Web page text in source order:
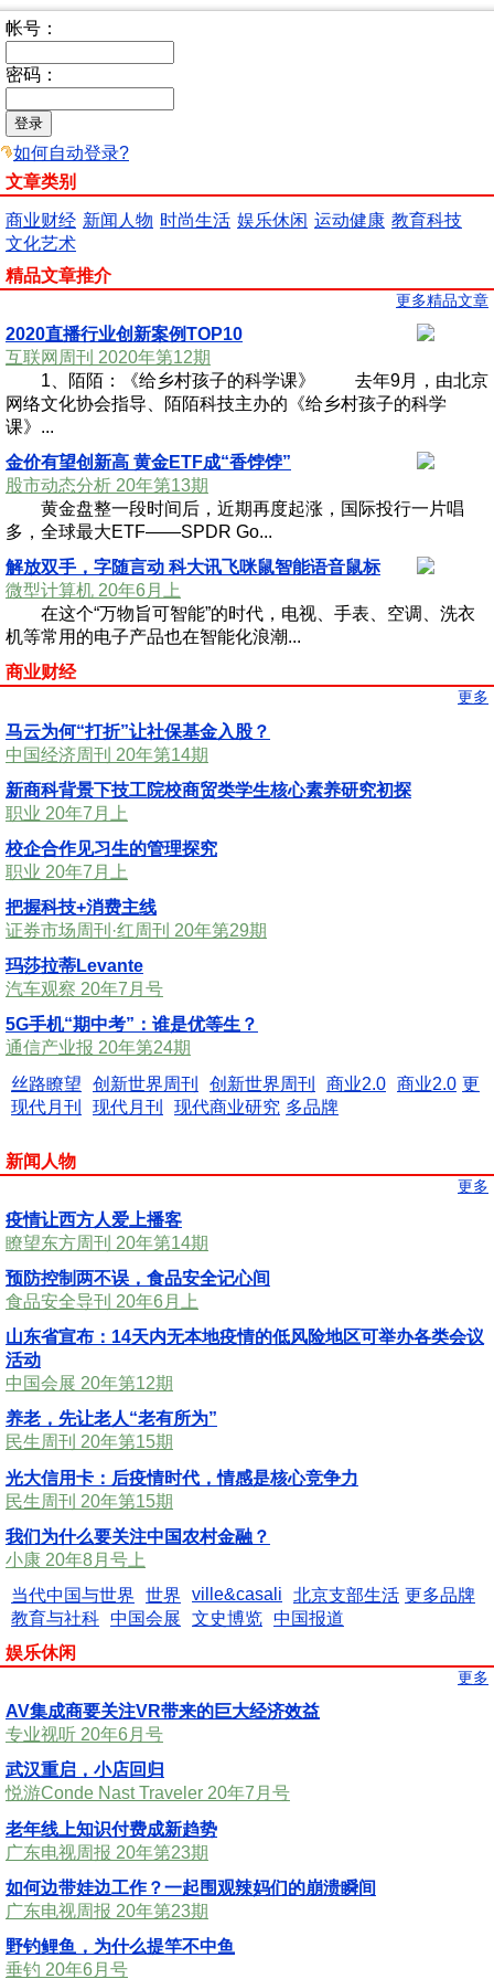
帐号：
密码：
如何自动登录?
文章类别
商业财经 新闻人物 时尚生活 娱乐休闲 运动健康 教育科技
文化艺术
精品文章推介
更多精品文章
2020直播行业创新案例TOP10
互联网周刊 2020年第12期
1、陌陌：《给乡村孩子的科学课》 去年9月，由北京
网络文化协会指导、陌陌科技主办的《给乡村孩子的科学
课》...
金价有望创新高 黄金ETF成“香饽饽”
股市动态分析 20年第13期
黄金盘整一段时间后，近期再度起涨，国际投行一片唱
多，全球最大ETF——SPDR Go...
解放双手，字随言动 科大讯飞咪鼠智能语音鼠标
微型计算机 20年6月上
在这个“万物旨可智能”的时代，电视、手表、空调、洗衣
机等常用的电子产品也在智能化浪潮...
商业财经
更多
马云为何“打折”让社保基金入股？
中国经济周刊 20年第14期
新商科背景下技工院校商贸类学生核心素养研究初探
职业 20年7月上
校企合作见习生的管理探究
职业 20年7月上
把握科技+消费主线
证券市场周刊·红周刊 20年第29期
玛莎拉蒂Levante
汽车观察 20年7月号
5G手机“期中考”：谁是优等生？
通信产业报 20年第24期
丝路瞭望
创新世界周刊 创新世界周刊 商业2.0 商业2.0
现代月刊
现代月刊 现代商业研究
更
多品牌
新闻人物
更多
疫情让西方人爱上播客
瞭望东方周刊 20年第14期
预防控制两不误，食品安全记心间
食品安全导刊 20年6月上
山东省宣布：14天内无本地疫情的低风险地区可举办各类会议
活动
中国会展 20年第12期
养老，先让老人“老有所为”
民生周刊 20年第15期
光大信用卡：后疫情时代，情感是核心竞争力
民生周刊 20年第15期
我们为什么要关注中国农村金融？
小康 20年8月号上
当代中国与世界
世界 ville&casali
北京支部生活
教育与社科 中国会展 文史博览 中国报道
更多品牌
娱乐休闲
更多
AV集成商要关注VR带来的巨大经济效益
专业视听 20年6月号
武汉重启，小店回归
悦游Conde Nast Traveler 20年7月号
老年线上知识付费成新趋势
广东电视周报 20年第23期
如何边带娃边工作？一起围观辣妈们的崩溃瞬间
广东电视周报 20年第23期
野钓鲤鱼，为什么提竿不中鱼
垂钓 20年6月号